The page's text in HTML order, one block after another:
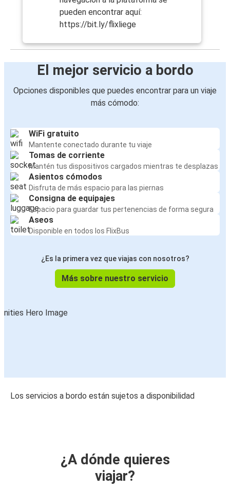
pueden encontrar aquí:
https://bit.ly/flixliege
El mejor servicio a bordo
Opciones disponibles que puedes encontrar para un viaje
más cómodo:
WiFi gratuito
Mantente conectado durante tu viaje
Tomas de corriente
Mantén tus dispositivos cargados mientras te desplazas
Asientos cómodos
Disfruta de más espacio para las piernas
Consigna de equipajes
Espacio para guardar tus pertenencias de forma segura
Aseos
Disponible en todos los FlixBus
¿Es la primera vez que viajas con nosotros?
Más sobre nuestro servicio
Los servicios a bordo están sujetos a disponibilidad
¿A dónde quieres
viajar?